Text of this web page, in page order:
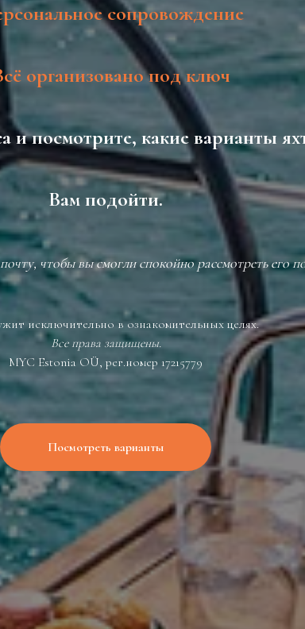
сопровождение
организовано под ключ
и посмотрите, какие варианты
Вам подойти.
чтобы вы смогли спокойно рассмотреть его
исключительно в ознакомительных целях.
Все права защищены.
MYC Estonia OÜ, рег.номер 17215779
Посмотреть варианты